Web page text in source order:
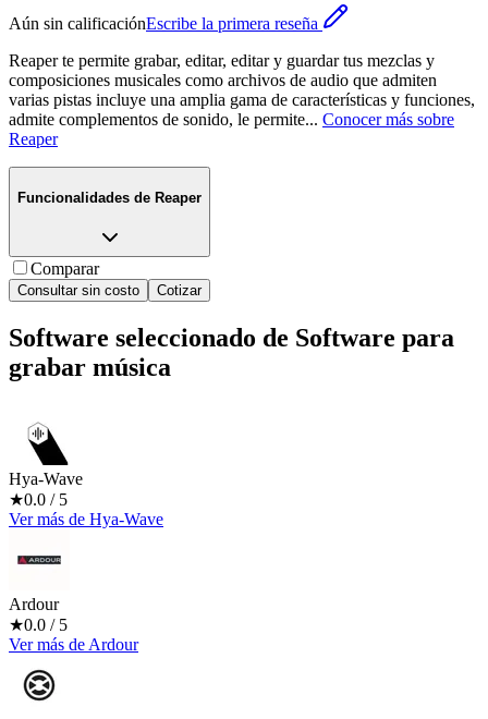
Aún sin calificaciónEscribe la primera reseña
Reaper te permite grabar, editar, editar y guardar tus mezclas y
composiciones musicales como archivos de audio que admiten
varias pistas incluye una amplia gama de características y funciones,
admite complementos de sonido, le permite... Conocer más sobre
Reaper
Funcionalidades de Reaper
Comparar
Consultar sin costo Cotizar
Software seleccionado de Software para
grabar música
Hya-Wave
★0.0 / 5
Ver más de Hya-Wave
Ardour
★0.0 / 5
Ver más de Ardour